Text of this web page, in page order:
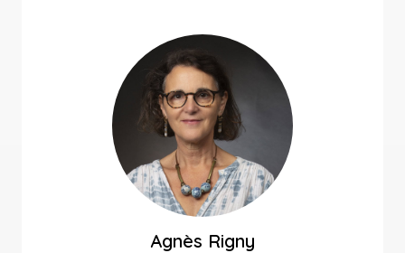
Agnès Rigny